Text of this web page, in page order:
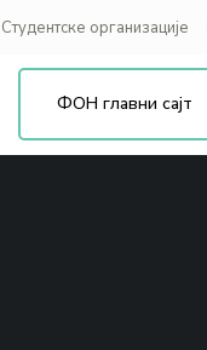
Студентске организације
ФОН главни сајт